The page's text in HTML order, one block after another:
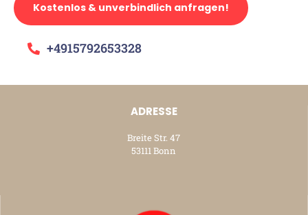
Kostenlos & unverbindlich anfragen!
+4915792653328
ADRESSE
Breite Str. 47
53111 Bonn